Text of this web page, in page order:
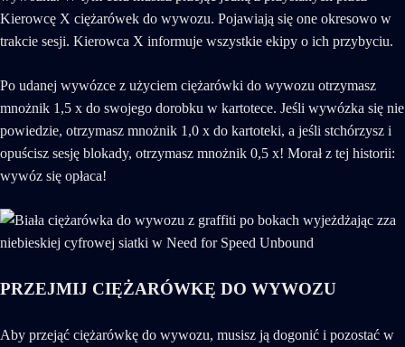
Kierowcę X ciężarówek do wywozu. Pojawiają się one okresowo w
trakcie sesji. Kierowca X informuje wszystkie ekipy o ich przybyciu.
Po udanej wywózce z użyciem ciężarówki do wywozu otrzymasz
mnożnik 1,5 x do swojego dorobku w kartotece. Jeśli wywózka się nie
powiedzie, otrzymasz mnożnik 1,0 x do kartoteki, a jeśli stchórzysz i
opuścisz sesję blokady, otrzymasz mnożnik 0,5 x! Morał z tej historii:
wywóz się opłaca!
PRZEJMIJ CIĘŻARÓWKĘ DO WYWOZU
Aby przejąć ciężarówkę do wywozu, musisz ją dogonić i pozostać w